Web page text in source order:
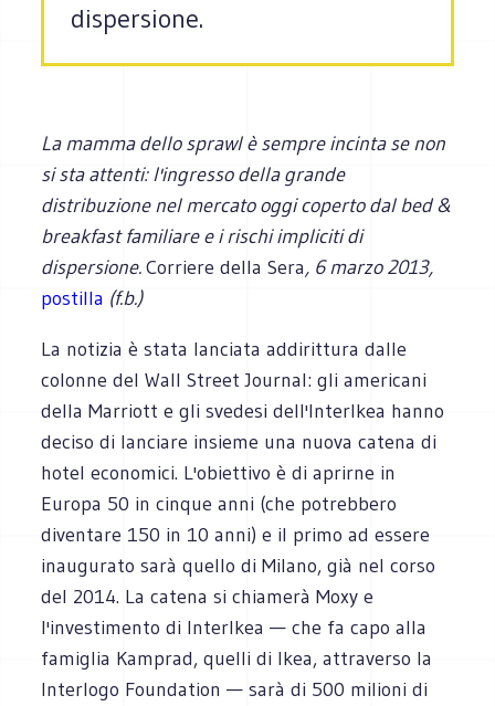
dispersione.
La mamma dello sprawl è sempre incinta se non
si sta attenti: l'ingresso della grande
distribuzione nel mercato oggi coperto dal bed &
breakfast familiare e i rischi impliciti di
dispersione.Corriere della Sera, 6 marzo 2013,
postilla (f.b.)
La notizia è stata lanciata addirittura dalle
colonne del Wall Street Journal: gli americani
della Marriott e gli svedesi dell'InterIkea hanno
deciso di lanciare insieme una nuova catena di
hotel economici. L'obiettivo è di aprirne in
Europa 50 in cinque anni (che potrebbero
diventare 150 in 10 anni) e il primo ad essere
inaugurato sarà quello di Milano, già nel corso
del 2014. La catena si chiamerà Moxy e
l'investimento di InterIkea — che fa capo alla
famiglia Kamprad, quelli di Ikea, attraverso la
Interlogo Foundation — sarà di 500 milioni di